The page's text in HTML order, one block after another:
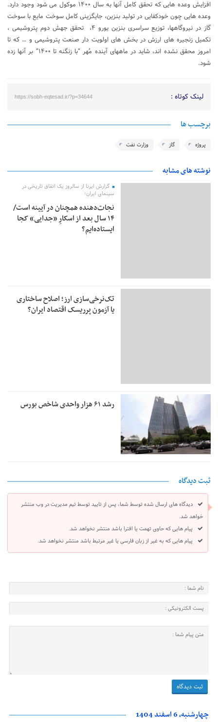
افزایش وعده هایی که تحقق کامل آنها به سال ۱۴۰۰ موکول می شود وجود دارد.
وعده هایی چون خودکفایی در تولید بنزین، جایگزینی کامل سوخت مایع با سوخت
گاز در نیروگاهها، توزیع سراسری بنزین یورو ۴، تحقق جهش دوم پتروشیمی ،
تکمیل زنجیره های ارزش در بخش های اولویت دار صنعت پتروشیمی و … که تا
امروز محقق نشده اند، شاید در ماههای آینده مُهر “با زنگنه تا ۱۴۰۰” بر آنها زده
شود.
لینک کوتاه : https://sobh-eqtesad.ir/?p=34644
برچسب ها
پروژه گاز وزارت نفت
نوشته های مشابه
گزارش ایرنا از سالروز یک اتفاق تاریخی در
سینمای ایران؛
نجات‌دهنده‌ همچنان در آیینه است/
۱۴ سال بعد از اسکارِ «جدایی» کجا
ایستاده‌ایم؟
تک‌نرخی‌سازی ارز؛ اصلاح ساختاری
یا آزمون پرریسک اقتصاد ایران؟
رشد ۶۱ هزار واحدی شاخص بورس
ثبت دیدگاه
دیدگاه های ارسال شده توسط شما، پس از تایید توسط تیم مدیریت در وب منتشر
خواهد شد.
پیام هایی که حاوی تهمت یا افترا باشد منتشر نخواهد شد.
پیام هایی که به غیر از زبان فارسی یا غیر مرتبط باشد منتشر نخواهد شد.
چهارشنبه، 6 اسفند 1404